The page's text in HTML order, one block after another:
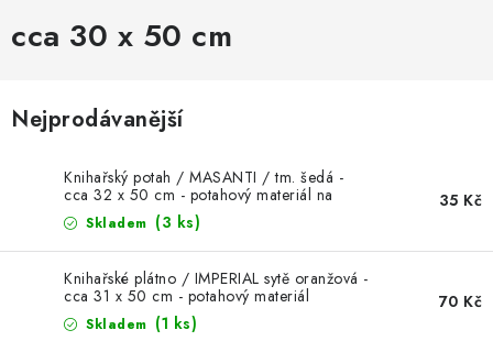
KURZY NATY LYSAK
OBLÍBENÉ ♥️
MOJE OBJEDNÁVKA
cca 30 x 50 cm
Nejprodávanější
Knihařský potah / MASANTI / tm. šedá -
cca 32 x 50 cm - potahový materiál na
desky, krabičky...
Skladem (3 ks)
35 Kč
Knihařské plátno / IMPERIAL sytě oranžová -
cca 31 x 50 cm - potahový materiál
Skladem (1 ks)
70 Kč